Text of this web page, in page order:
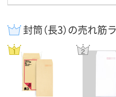
封筒（長3）の売れ筋